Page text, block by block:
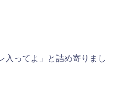
入ってよ」と詰め寄りまし